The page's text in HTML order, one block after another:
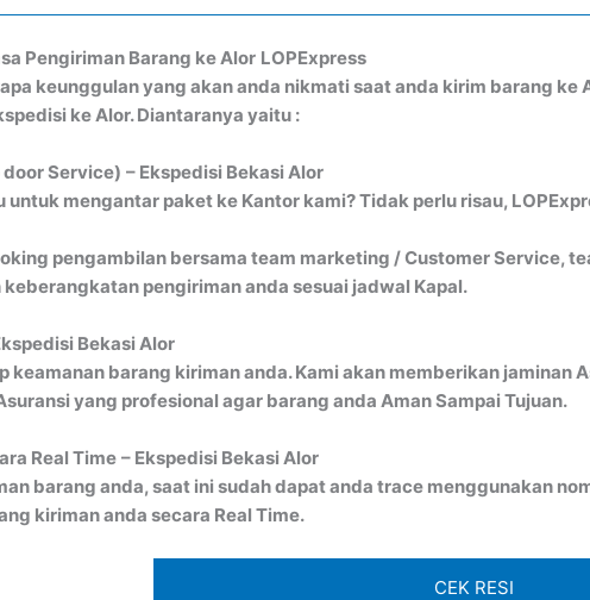
Pengiriman Barang ke Alor LOPExpress
keunggulan yang akan anda nikmati saat anda kirim barang ke
ke Alor. Diantaranya yaitu :
door Service) – Ekspedisi Bekasi Alor
mengantar paket ke Kantor kami? Tidak perlu risau,
pengambilan bersama team marketing / Customer Service,
pengiriman anda sesuai jadwal Kapal.
Bekasi Alor
keamanan barang kiriman anda. Kami akan memberikan jaminan
yang profesional agar barang anda Aman Sampai Tujuan.
Real Time – Ekspedisi Bekasi Alor
barang anda, saat ini sudah dapat anda trace menggunakan
kiriman anda secara Real Time.
CEK RESI